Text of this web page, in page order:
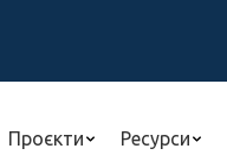
Проєкти Ресурси